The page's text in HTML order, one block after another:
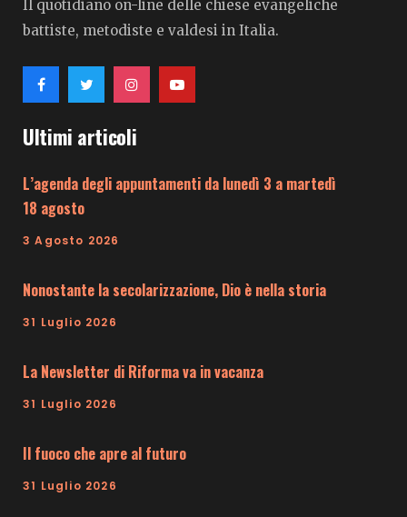
Il quotidiano on-line delle chiese evangeliche
battiste, metodiste e valdesi in Italia.
Ultimi articoli
L’agenda degli appuntamenti da lunedì 3 a martedì
18 agosto
3 Agosto 2026
Nonostante la secolarizzazione, Dio è nella storia
31 Luglio 2026
La Newsletter di Riforma va in vacanza
31 Luglio 2026
Il fuoco che apre al futuro
31 Luglio 2026